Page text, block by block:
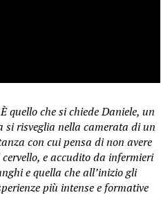
quello che si chiede Daniele, un
si risveglia nella camerata di un
con cui pensa di non avere
e accudito da infermieri
e quella che all’inizio gli
più intense e formative